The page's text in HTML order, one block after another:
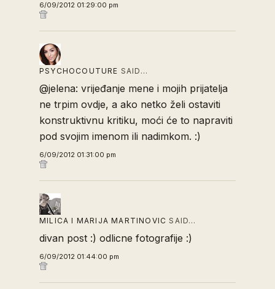
6/09/2012 01:29:00 pm
PSYCHOCOUTURE SAID…
@jelena: vrijeđanje mene i mojih prijatelja
ne trpim ovdje, a ako netko želi ostaviti
konstruktivnu kritiku, moći će to napraviti
pod svojim imenom ili nadimkom. :)
6/09/2012 01:31:00 pm
MILICA I MARIJA MARTINOVIC SAID…
divan post :) odlicne fotografije :)
6/09/2012 01:44:00 pm